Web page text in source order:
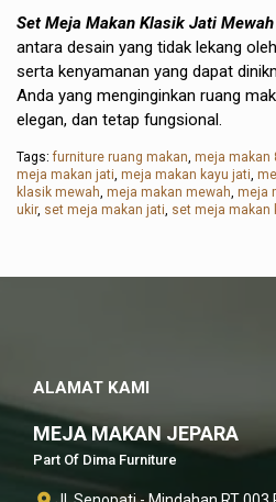
Set Meja Makan Klasik Jati Mewah
antara desain yang tidak lekang
serta kenyamanan yang dapat
Anda yang menginginkan ruang
elegan, dan tetap fungsional.
Tags:furniture ruang makan, meja makan
meja makan jati, meja makan kayu jati,
klasik mewah, meja makan mewah, meja
ukir, set meja makan jati, set meja makan
ALAMAT KAMI
MEJA MAKAN JEPARA
Part Of Dima Furniture